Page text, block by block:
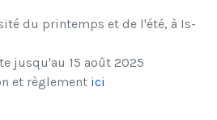
du printemps et de l'été, à Is-
jusqu'au 15 août 2025
et règlement ici